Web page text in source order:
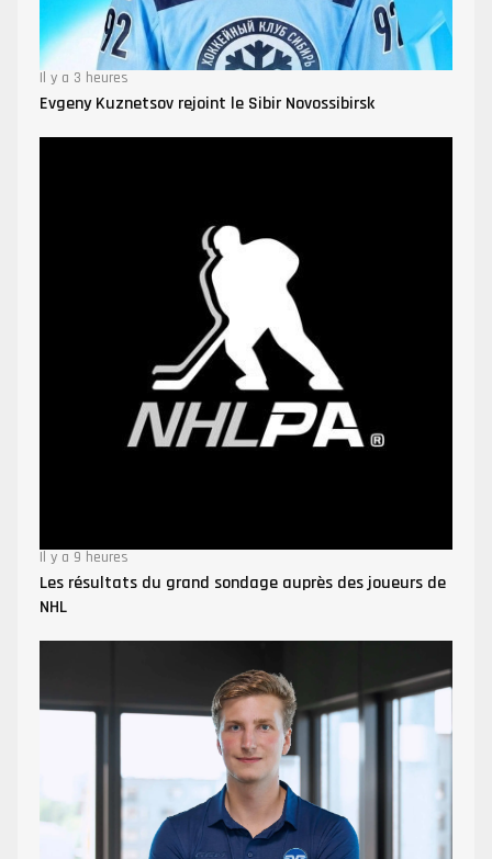
Il y a 3 heures
Evgeny Kuznetsov rejoint le Sibir Novossibirsk
Il y a 9 heures
Les résultats du grand sondage auprès des joueurs de
NHL